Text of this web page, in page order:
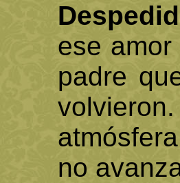
ese
padre
no